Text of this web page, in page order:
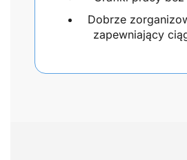
Dobrze
zapewniający